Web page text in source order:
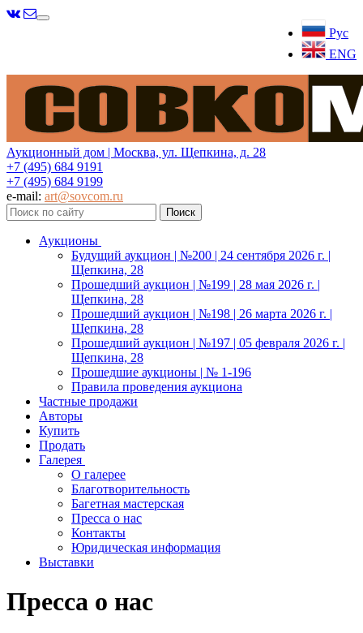
Рус
ENG
Меню
Аукционный дом | Москва, ул. Щепкина, д. 28
+7 (495) 684 9191
+7 (495) 684 9199
e-mail: art@sovcom.ru
Аукционы
Будущий аукцион | №200 | 24 сентября 2026 г. |
Щепкина, 28
Прошедший аукцион | №199 | 28 мая 2026 г. |
Щепкина, 28
Прошедший аукцион | №198 | 26 марта 2026 г. |
Щепкина, 28
Прошедший аукцион | №197 | 05 февраля 2026 г. |
Щепкина, 28
Прошедшие аукционы | № 1-196
Правила проведения аукциона
Частные продажи
Авторы
Купить
Продать
Галерея
О галерее
Благотворительность
Багетная мастерская
Пресса о нас
Контакты
Юридическая информация
Выставки
Пресса о нас